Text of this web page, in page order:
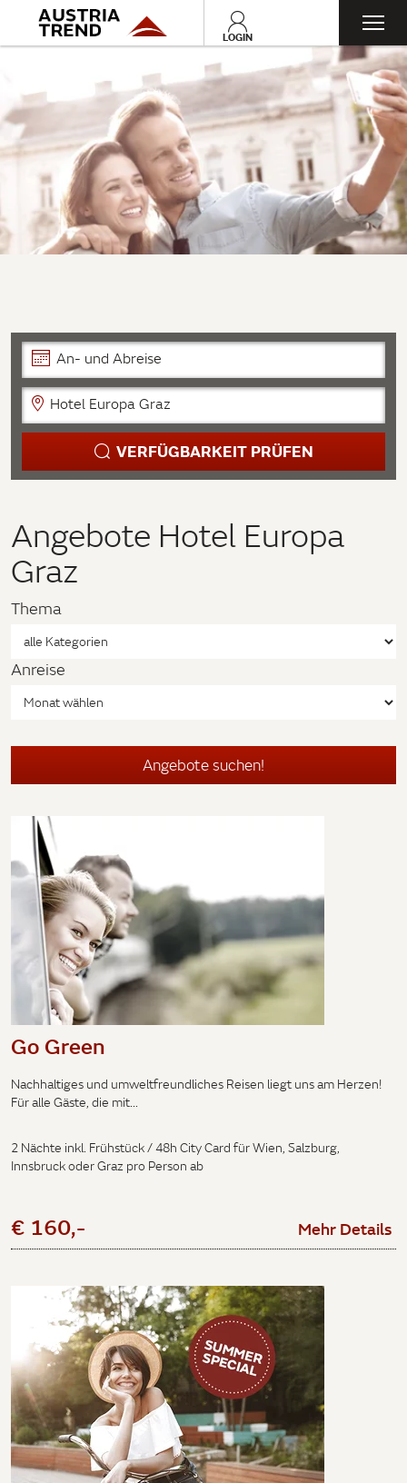
LOGIN
An- und Abreise
Hotel Europa Graz
VERFÜGBARKEIT PRÜFEN
Angebote Hotel Europa
Graz
Thema
Anreise
Angebote suchen!
Go Green
Nachhaltiges und umweltfreundliches Reisen liegt uns am Herzen!
Für alle Gäste, die mit...
2 Nächte inkl. Frühstück / 48h City Card für Wien, Salzburg,
Innsbruck oder Graz pro Person ab
€ 160,- Mehr Details